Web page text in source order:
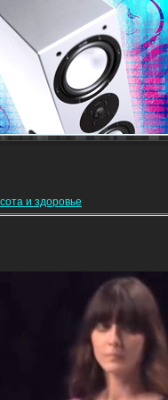
и здоровье